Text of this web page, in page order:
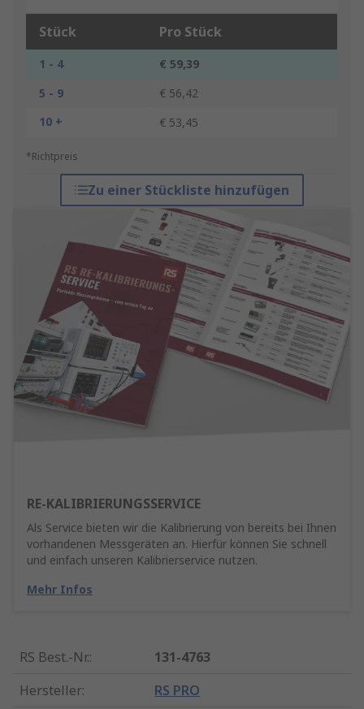
Stück Pro Stück
1 - 4
€ 59,39
5 - 9
€ 56,42
10 +
€ 53,45
*Richtpreis
Zu einer Stückliste hinzufügen
RE-KALIBRIERUNGSSERVICE
Als Service bieten wir die Kalibrierung von bereits bei Ihnen
vorhandenen Messgeräten an. Hierfür können Sie schnell
und einfach unseren Kalibrierservice nutzen.
Mehr Infos
RS Best.-Nr.:
131-4763
Hersteller: RS PRO